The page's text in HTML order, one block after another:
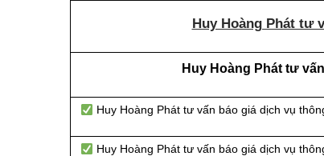
Huy Hoàng Phát tư
Huy Hoàng Phát tư
Huy Hoàng Phát tư vấn báo giá dịch vụ
Huy Hoàng Phát tư vấn báo giá dịch vụ